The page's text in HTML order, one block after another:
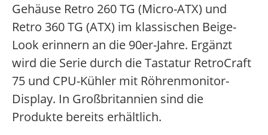
Gehäuse Retro 260 TG (Micro-ATX) und
Retro 360 TG (ATX) im klassischen Beige-
Look erinnern an die 90er-Jahre. Ergänzt
wird die Serie durch die Tastatur RetroCraft
75 und CPU-Kühler mit Röhrenmonitor-
Display. In Großbritannien sind die
Produkte bereits erhältlich.